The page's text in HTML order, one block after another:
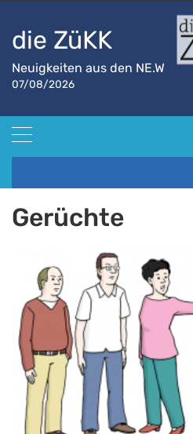
die ZüKK
Neuigkeiten aus den NE.W
07/08/2026
Gerüchte